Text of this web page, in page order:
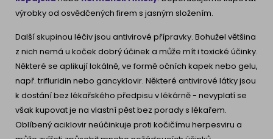
výrobky od osvědčených firem s jasným složením.
Další skupinou léčiv jsou antivirové přípravky. Bohužel většina
z nich nemá u koček dobrý účinek a může mít i toxické účinky.
Některé se aplikují lokálně, ve formě očních kapek nebo gelu,
např. trifluridin nebo gancyklovir. Některé antivirové látky jsou
k dostání bez lékařského předpisu v lékárně - nevyplatí se
však kupovat je na vlastní pěst bez porady s lékařem.
Oblíbený aciklovir neúčinkuje proti kočičímu herpesviru a